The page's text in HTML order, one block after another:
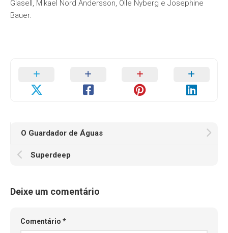
Glasell, Mikael Nord Andersson, Olle Nyberg e Josephine
Bauer.
O Guardador de Águas
Superdeep
Deixe um comentário
Comentário *